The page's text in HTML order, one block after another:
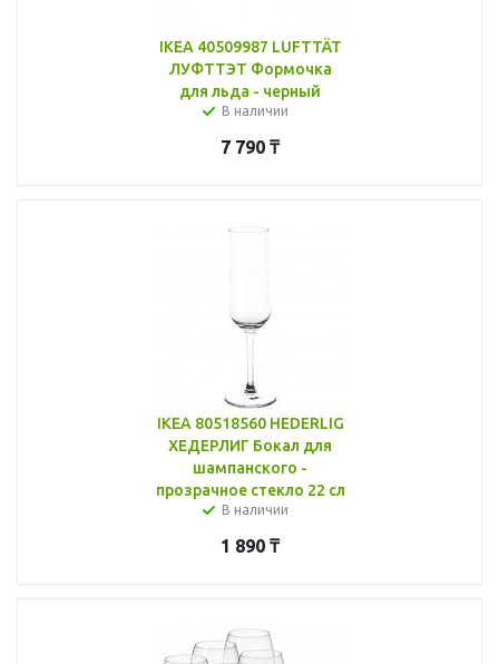
IKEA 40509987 LUFTTÄT
ЛУФТТЭТ Формочка
для льда - черный
В наличии
7 790 ₸
IKEA 80518560 HEDERLIG
ХЕДЕРЛИГ Бокал для
шампанского -
прозрачное стекло 22 сл
В наличии
1 890 ₸